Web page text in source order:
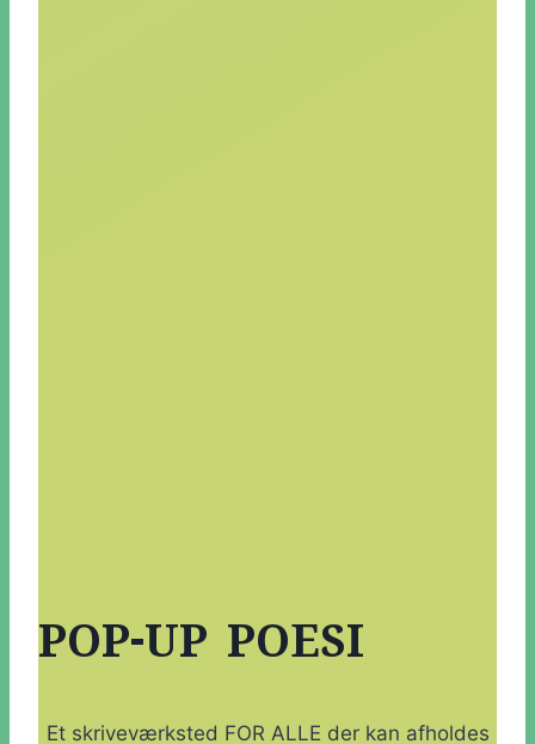
POP-UP POESI
Et skriveværksted FOR ALLE der kan afholdes